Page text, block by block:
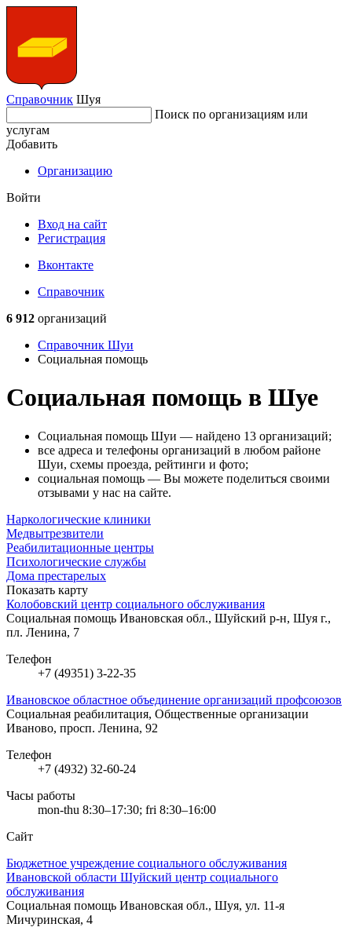
Справочник Шуя
Поиск по организациям или
услугам
Добавить
Организацию
Войти
Вход на сайт
Регистрация
Вконтакте
Справочник
6 912 организаций
Справочник Шуи
Социальная помощь
Социальная помощь в Шуе
Социальная помощь Шуи — найдено 13 организаций;
все адреса и телефоны организаций в любом районе
Шуи, схемы проезда, рейтинги и фото;
социальная помощь — Вы можете поделиться своими
отзывами у нас на сайте.
Наркологические клиники
Медвытрезвители
Реабилитационные центры
Психологические службы
Дома престарелых
Показать карту
Колобовский центр социального обслуживания
Социальная помощь Ивановская обл., Шуйский р-н, Шуя г.,
пл. Ленина, 7
Телефон
+7 (49351) 3-22-35
Ивановское областное объединение организаций профсоюзов
Социальная реабилитация, Общественные организации
Иваново, просп. Ленина, 92
Телефон
+7 (4932) 32-60-24
Часы работы
mon-thu 8:30–17:30; fri 8:30–16:00
Сайт
Бюджетное учреждение социального обслуживания
Ивановской области Шуйский центр социального
обслуживания
Социальная помощь Ивановская обл., Шуя, ул. 11-я
Мичуринская, 4